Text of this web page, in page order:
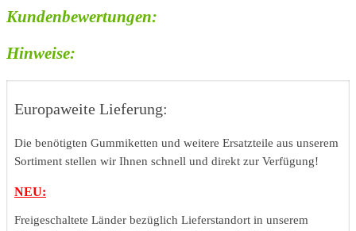
Kundenbewertungen:
Hinweise:
Europaweite Lieferung:
Die benötigten Gummiketten und weitere Ersatzteile aus unserem
Sortiment stellen wir Ihnen schnell und direkt zur Verfügung!
NEU:
Freigeschaltete Länder bezüglich Lieferstandort in unserem